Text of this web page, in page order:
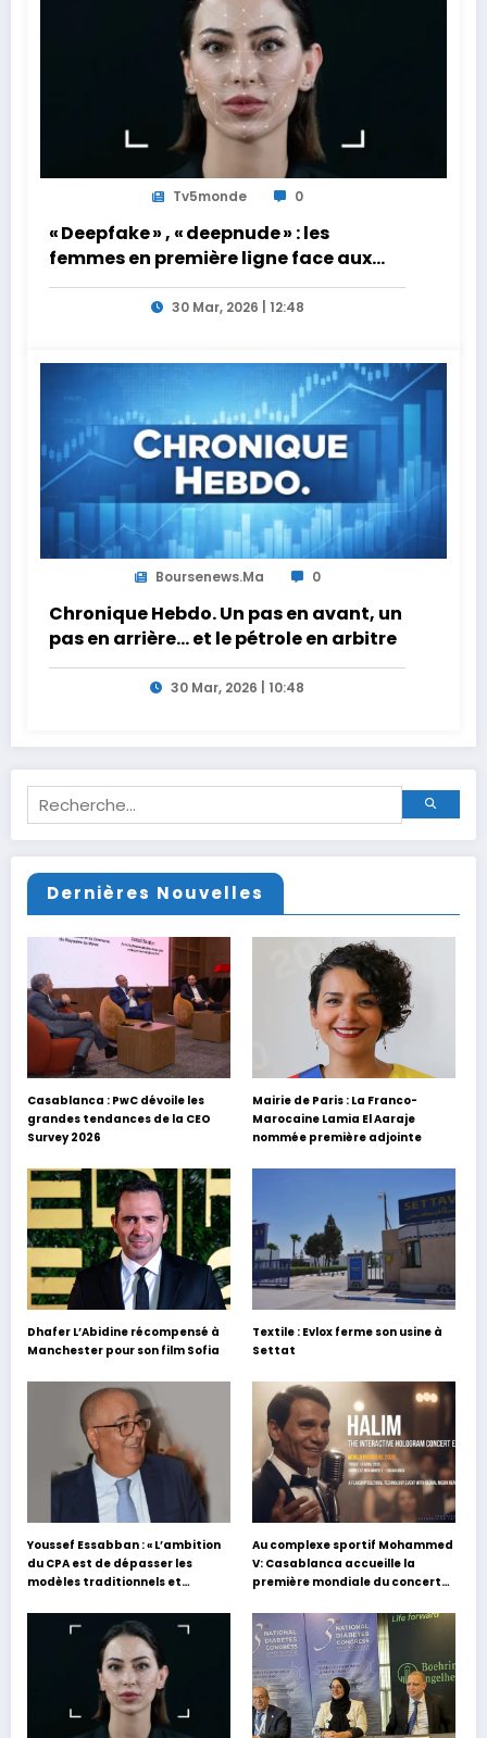
Tv5monde 0
« Deepfake » , « deepnude » : les
femmes en première ligne face aux
dangers de l’intelligence artificielle
30 Mar, 2026 | 12:48
Boursenews.ma 0
Chronique Hebdo. Un pas en avant, un
pas en arrière… et le pétrole en arbitre
30 Mar, 2026 | 10:48
Dernières Nouvelles
Casablanca : PwC dévoile les
grandes tendances de la CEO
Survey 2026
Mairie de Paris : La Franco-
Marocaine Lamia El Aaraje
nommée première adjointe
Dhafer L’Abidine récompensé à
Manchester pour son film Sofia
Textile : Evlox ferme son usine à
Settat
Youssef Essabban : « L’ambition
du CPA est de dépasser les
modèles traditionnels et
s’appuyant sur le partage des
expériences »
Au complexe sportif Mohammed
V: Casablanca accueille la
première mondiale du concert
Hafez